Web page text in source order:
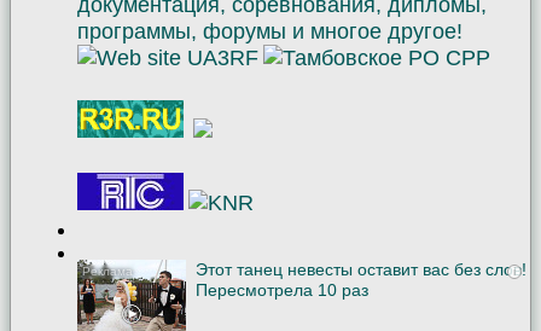
i
Этот танец невесты оставит вас без слов!
Пересмотрела 10 раз